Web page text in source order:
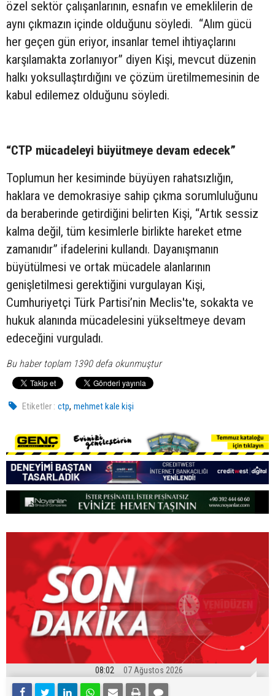
özel sektör çalışanlarının, esnafın ve emeklilerin de
aynı çıkmazın içinde olduğunu söyledi. “Alım gücü
her geçen gün eriyor, insanlar temel ihtiyaçlarını
karşılamakta zorlanıyor” diyen Kişi, mevcut düzenin
halkı yoksullaştırdığını ve çözüm üretilmemesinin de
kabul edilemez olduğunu söyledi.
“CTP mücadeleyi büyütmeye devam edecek”
Toplumun her kesiminde büyüyen rahatsızlığın,
haklara ve demokrasiye sahip çıkma sorumluluğunu
da beraberinde getirdiğini belirten Kişi, “Artık sessiz
kalma değil, tüm kesimlerle birlikte hareket etme
zamanıdır” ifadelerini kullandı. Dayanışmanın
büyütülmesi ve ortak mücadele alanlarının
genişletilmesi gerektiğini vurgulayan Kişi,
Cumhuriyetçi Türk Partisi’nin Meclis'te, sokakta ve
hukuk alanında mücadelesini yükseltmeye devam
edeceğini vurguladı.
Bu haber toplam 1390 defa okunmuştur
Etiketler : ctp,mehmet kale kişi
08:02 07 Ağustos 2026